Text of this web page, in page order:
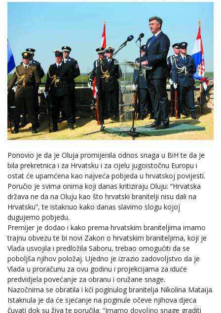
Ponovio je da je Oluja promijenila odnos snaga u BiH te da je
bila prekretnica i za Hrvatsku i za cijelu jugoistočnu Europu i
ostat će upamćena kao najveća pobjeda u hrvatskoj povijesti.
Poručio je svima onima koji danas kritiziraju Oluju: “Hrvatska
država ne da na Oluju kao što hrvatski branitelji nisu dali na
Hrvatsku”, te istaknuo kako danas slavimo slogu kojoj
dugujemo pobjedu.
Premijer je dodao i kako prema hrvatskim braniteljima imamo
trajnu obvezu te bi novi Zakon o hrvatskim braniteljima, koji je
Vlada usvojila i predložila Saboru, trebao omogućiti da se
poboljša njihov položaj. Ujedno je izrazio zadovoljstvo da je
Vlada u proračunu za ovu godinu i projekcijama za iduće
predvidjela povećanje za obranu i oružane snage.
Nazočnima se obratila i kći poginulog branitelja Nikolina Mataija.
Istaknula je da će sjećanje na poginule očeve njihova djeca
čuvati dok su živa te poručila: “Imamo dovoljno snage graditi